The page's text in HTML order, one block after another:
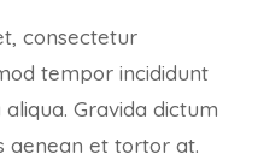
consectetur
tempor incididunt
Gravida dictum
aenean et tortor at.